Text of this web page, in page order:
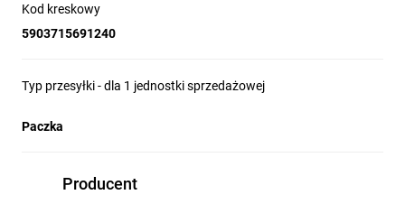
Kod kreskowy
5903715691240
Typ przesyłki - dla 1 jednostki sprzedażowej
Paczka
Producent